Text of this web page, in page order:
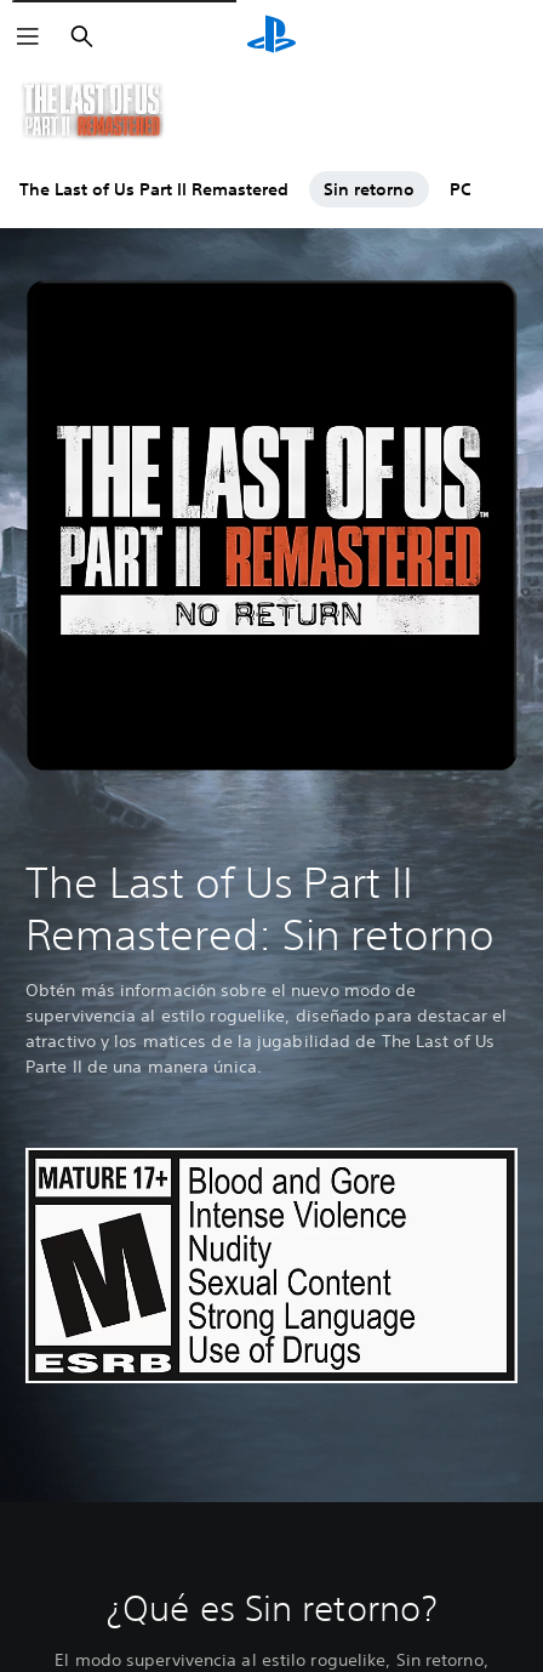
Buscar
The Last of Us Part II Remastered Sin retorno PC
The Last of Us Part II
Remastered: Sin retorno
Obtén más información sobre el nuevo modo de
supervivencia al estilo roguelike, diseñado para destacar el
atractivo y los matices de la jugabilidad de The Last of Us
Parte II de una manera única.
¿Qué es Sin retorno?
El modo supervivencia al estilo roguelike, Sin retorno,